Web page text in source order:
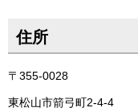
住所
〒355-0028
東松山市箭弓町2-4-4